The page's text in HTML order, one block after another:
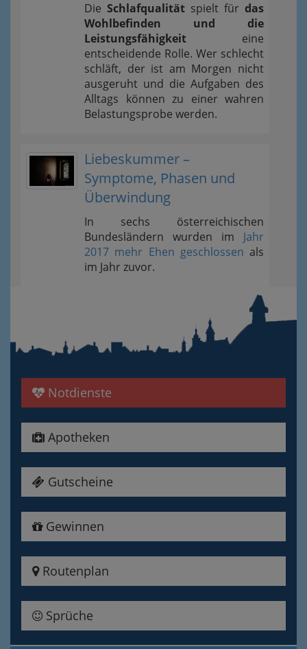
Die Schlafqualität spielt für das
Wohlbefinden und die
Leistungsfähigkeit eine
entscheidende Rolle. Wer schlecht
schläft, der ist am Morgen nicht
ausgeruht und die Aufgaben des
Alltags können zu einer wahren
Belastungsprobe werden.
Liebeskummer –
Symptome, Phasen und
Überwindung
In sechs österreichischen
Bundesländern wurden im Jahr
2017 mehr Ehen geschlossen als
im Jahr zuvor.
Notdienste
Apotheken
Gutscheine
Gewinnen
Routenplan
Sprüche